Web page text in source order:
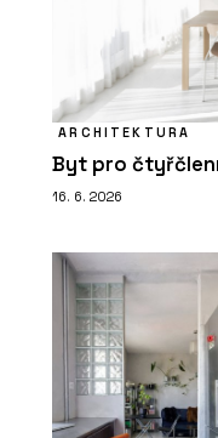
ARCHITEKTURA
Byt pro
16. 6. 2026